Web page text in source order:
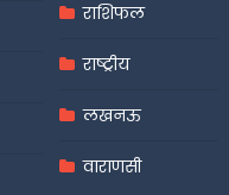
राशिफल
राष्ट्रीय
लखनऊ
वाराणसी